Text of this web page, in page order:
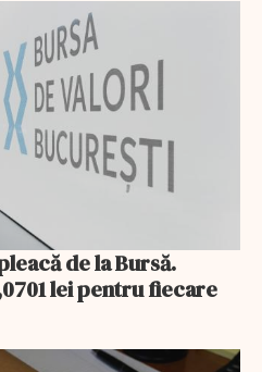
de la Bursă.
lei pentru fiecare